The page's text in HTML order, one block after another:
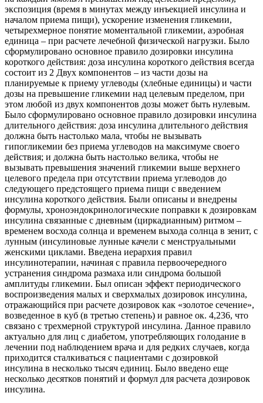
экспозиция (время в минутах между инъекцией инсулина и
началом приема пищи), ускорение изменения гликемии,
четырехмерное понятие моментальной гликемии, аэробная
единица – при расчете лечебной физической нагрузки. Было
сформулировано основное правило дозировки инсулина
короткого действия: доза инсулина короткого действия всегда
состоит из 2 Двух компонентов – из части дозы на
планируемые к приему углеводы (хлебные единицы) и части
дозы на превышение гликемии над целевым пределом, при
этом любой из двух компонентов дозы может быть нулевым.
Было сформулировано основное правило дозировки инсулина
длительного действия: доза инсулина длительного действия
должна быть настолько мала, чтобы не вызывать
гипогликемии без приема углеводов на максимуме своего
действия; и должна быть настолько велика, чтобы не
вызывать превышения значений гликемии выше верхнего
целевого предела при отсутствии приема углеводов до
следующего предстоящего приема пищи с введением
инсулина короткого действия. Были описаны и внедрены
формулы, хроноэндокринологические поправки к дозировкам
инсулина связанные с дневным (циркадианным) ритмом –
временем восхода солнца и временем выхода солнца в зенит, с
лунным (инсулиновые лунные качели с менструальными
женскими циклами. Введена иерархия правил
инсулинотерапии, начиная с правила первоочередного
устранения синдрома размаха или синдрома большой
амплитуды гликемии. Был описан эффект периодического
воспроизведения малых и сверхмалых дозировок инсулина,
отражающийся при расчете дозировок как «золотое сечение»,
возведенное в куб (в третью степень) и равное ок. 4,236, что
связано с трехмерной структурой инсулина. Данное правило
актуально для лиц с диабетом, употребляющих голодание в
лечении под наблюдением врача и для редких случаев, когда
приходится сталкиваться с пациентами с дозировкой
инсулина в несколько тысяч единиц. Было введено еще
несколько десятков понятий и формул для расчета дозировок
инсулина.